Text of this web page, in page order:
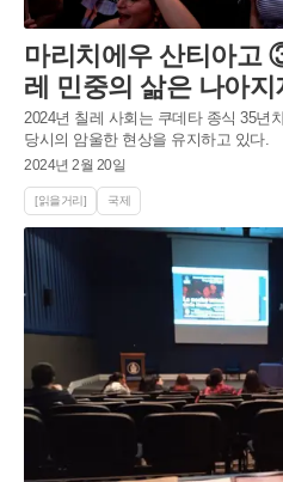
마리치에우 산티아고
레 민중의 삶은 나아지
2024년 칠레 사회는 쿠데타 종식 35년
당시의 암울한 현상을 유지하고 있다.
2024년 2월 20일
[읽을거리] 국제